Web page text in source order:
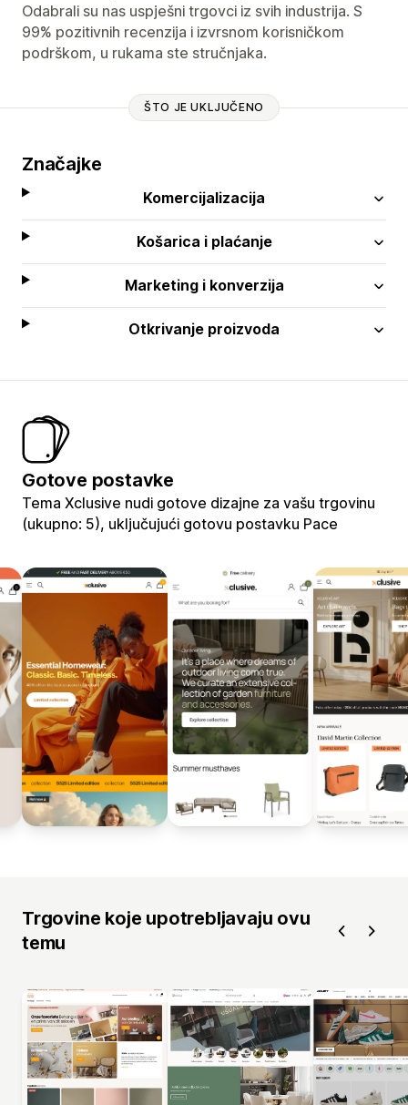
Odabrali su nas uspješni trgovci iz svih industrija. S
99% pozitivnih recenzija i izvrsnom korisničkom
podrškom, u rukama ste stručnjaka.
ŠTO JE UKLJUČENO
Značajke
Komercijalizacija
Košarica i plaćanje
Marketing i konverzija
Otkrivanje proizvoda
Gotove postavke
Tema Xclusive nudi gotove dizajne za vašu trgovinu
(ukupno: 5), uključujući gotovu postavku Pace
Trgovine koje upotrebljavaju ovu
temu